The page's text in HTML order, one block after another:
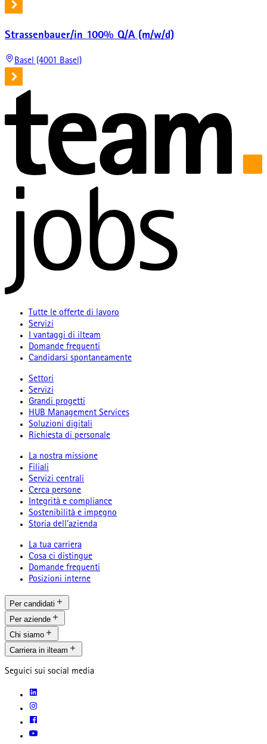
Strassenbauer/in 100% Q/A (m/w/d)
Basel (4001 Basel)
Tutte le offerte di lavoro
Servizi
I vantaggi di ilteam
Domande frequenti
Candidarsi spontaneamente
Settori
Servizi
Grandi progetti
HUB Management Services
Soluzioni digitali
Richiesta di personale
La nostra missione
Filiali
Servizi centrali
Cerca persone
Integrità e compliance
Sostenibilità e impegno
Storia dell’azienda
La tua carriera
Cosa ci distingue
Domande frequenti
Posizioni interne
Per candidati
Per aziende
Chi siamo
Carriera in ilteam
Seguici sui social media